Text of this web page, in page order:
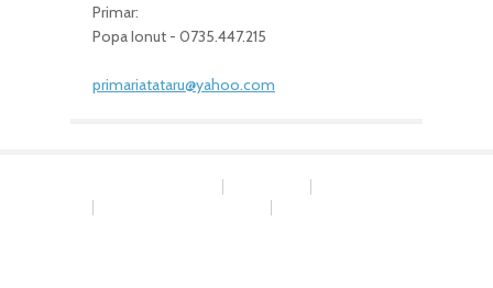
Primar:
Popa Ionut - 0735.447.215
primariatataru@yahoo.com